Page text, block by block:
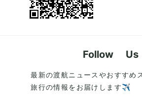
Follow Us
最新の渡航ニュースやおすすめ
旅行の情報をお届けします✈️